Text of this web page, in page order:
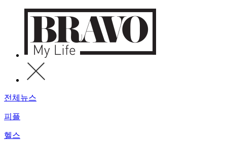
전체뉴스
피플
헬스